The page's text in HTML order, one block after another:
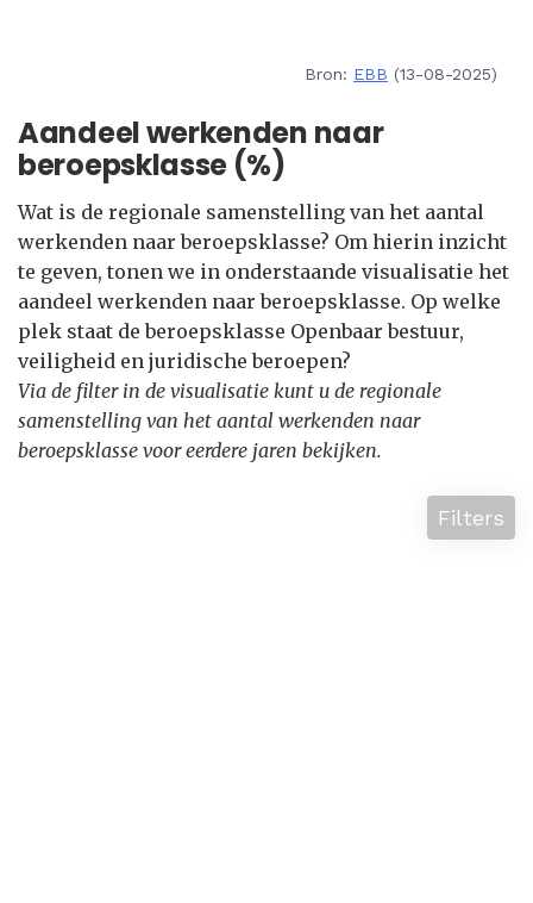
Bron: EBB (13-08-2025)
Aandeel werkenden naar
beroepsklasse (%)
Wat is de regionale samenstelling van het aantal
werkenden naar beroepsklasse? Om hierin inzicht
te geven, tonen we in onderstaande visualisatie het
aandeel werkenden naar beroepsklasse. Op welke
plek staat de beroepsklasse Openbaar bestuur,
veiligheid en juridische beroepen?
Via de filter in de visualisatie kunt u de regionale
samenstelling van het aantal werkenden naar
beroepsklasse voor eerdere jaren bekijken.
Filters